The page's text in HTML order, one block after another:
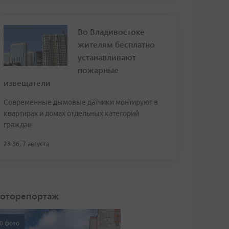
Во Владивостоке
жителям бесплатно
устанавливают
пожарные
извещатели
Современные дымовые датчики монтируют в
квартирах и домах отдельных категорий
граждан
23:36, 7 августа
фото